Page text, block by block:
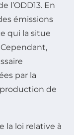
l’ODD13. En
émissions
qui la situe
par la
de
la loi relative à